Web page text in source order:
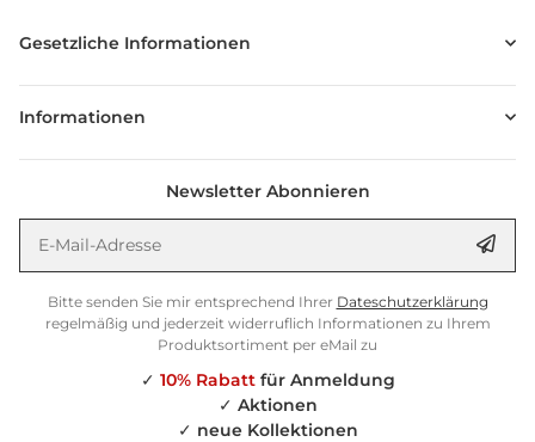
Gesetzliche Informationen
Informationen
Newsletter Abonnieren
Bitte senden Sie mir entsprechend Ihrer Dateschutzerklärung
regelmäßig und jederzeit widerruflich Informationen zu Ihrem
Produktsortiment per eMail zu
✓ 10% Rabattfür Anmeldung
✓ Aktionen
✓ neue Kollektionen